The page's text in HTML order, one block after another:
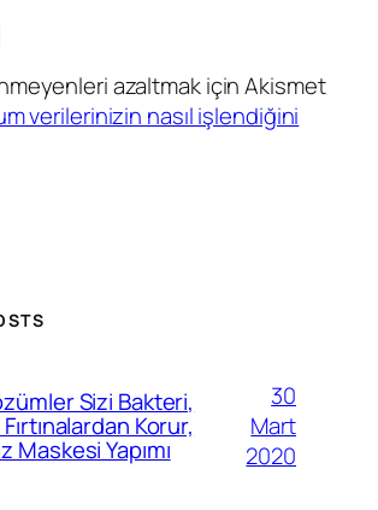
azaltmak için Akismet
verilerinizin nasıl işlendiğini
Sizi Bakteri,
Korur,
Maskesi Yapımı
30
Mart
2020